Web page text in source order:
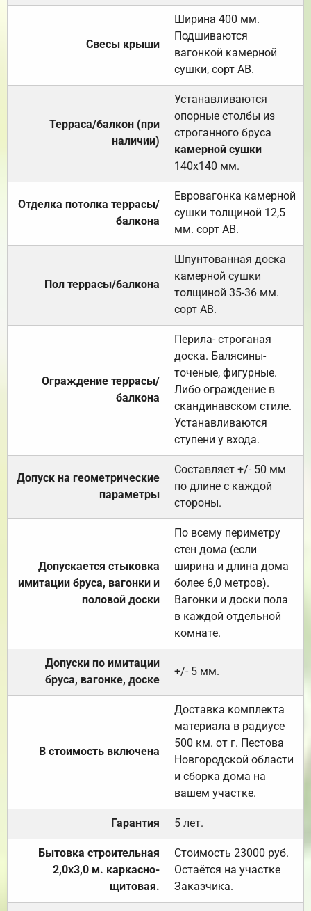
Свесы крыши
Ширина 400 мм.
Подшиваются
вагонкой камерной
сушки, сорт АВ.
Терраса/балкон (при
наличии)
Устанавливаются
опорные столбы из
строганного бруса
камерной сушки
140х140 мм.
Отделка потолка террасы/
балкона
Евровагонка камерной
сушки толщиной 12,5
мм. сорт АВ.
Пол террасы/балкона
Шпунтованная доска
камерной сушки
толщиной 35-36 мм.
сорт АВ.
Ограждение террасы/
балкона
Перила- строганая
доска. Балясины-
точеные, фигурные.
Либо ограждение в
скандинавском стиле.
Устанавливаются
ступени у входа.
Допуск на геометрические
параметры
Составляет +/- 50 мм
по длине с каждой
стороны.
Допускается стыковка
имитации бруса, вагонки и
половой доски
По всему периметру
стен дома (если
ширина и длина дома
более 6,0 метров).
Вагонки и доски пола
в каждой отдельной
комнате.
Допуски по имитации
бруса, вагонке, доске
+/- 5 мм.
В стоимость включена
Доставка комплекта
материала в радиусе
500 км. от г. Пестова
Новгородской области
и сборка дома на
вашем участке.
Гарантия 5 лет.
Бытовка строительная
2,0х3,0 м. каркасно-
щитовая.
Стоимость 23000 руб.
Остаётся на участке
Заказчика.